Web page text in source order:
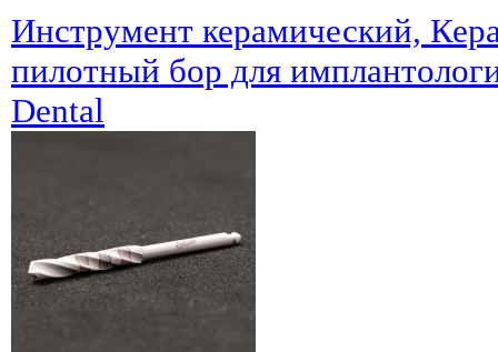
Инструмент керамический,
пилотный бор для
Dental